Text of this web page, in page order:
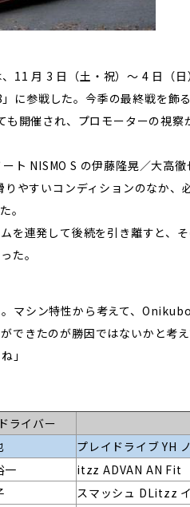
、11 月 3 日（土・祝）〜 4 日（
に参戦した。今季の最終戦を飾
開催され、プロモーターの視
ト NISMO S の伊藤隆晃／大高
やすいコンディションのなか
。
を連発して後続を引き離すと、
た。
マシン特性から考えて、
できたのが勝因ではないかと考
」
ライバー
プレイドライブ YH
一 itzz ADVAN AN Fit
スマッシュ DLitzz